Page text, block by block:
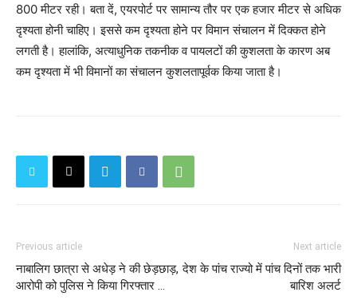
800 मीटर रही। बता दें, एयरपोर्ट पर सामान्य तौर पर एक हजार मीटर से अधिक
दृश्यता होनी चाहिए। इससे कम दृश्यता होने पर विमान संचालन में दिक्कत होने
लगती है। हालांकि, अत्याधुनिक तकनीक व पायलटों की कुशलता के कारण अब
कम दृश्यता में भी विमानों का संचालन कुशलतापूर्वक किया जाता है।
Previous article
नाबालिग छात्रा से अधेड़ ने की छेड़छाड़,
आरोपी को पुलिस ने किया गिरफ्तार ...
Next article
देश के पांच राज्यो में पांच दिनों तक भारी
बारिश अलर्ट